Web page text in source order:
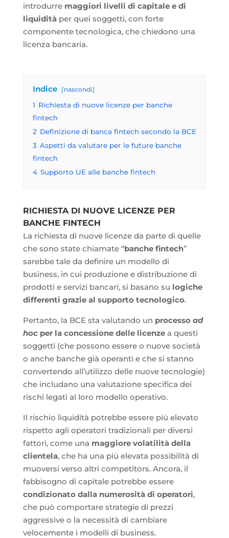
introdurre maggiori livelli di capitale e di
liquiditàper quei soggetti, con forte
componente tecnologica, che chiedono una
licenza bancaria.
Indice nascondi
1 Richiesta di nuove licenze per banche
fintech
2 Definizione di banca fintech secondo la BCE
3 Aspetti da valutare per le future banche
fintech
4 Supporto UE alle banche fintech
RICHIESTA DI NUOVE LICENZE PER
BANCHE FINTECH
La richiesta di nuove licenze da parte di quelle
che sono state chiamate “banche fintech”
sarebbe tale da definire un modello di
business, in cui produzione e distribuzione di
prodotti e servizi bancari, si basano su logiche
differenti grazie al supporto tecnologico.
Pertanto, la BCE sta valutando un processo ad
hocper la concessione delle licenzea questi
soggetti (che possono essere o nuove società
o anche banche già operanti e che si stanno
convertendo all’utilizzo delle nuove tecnologie)
che includano una valutazione specifica dei
rischi legati al loro modello operativo.
Il rischio liquidità potrebbe essere più elevato
rispetto agli operatori tradizionali per diversi
fattori, come una maggiore volatilità della
clientela, che ha una più elevata possibilità di
muoversi verso altri competitors. Ancora, il
fabbisogno di capitale potrebbe essere
condizionato dalla numerosità di operatori,
che può comportare strategie di prezzi
aggressive o la necessità di cambiare
velocemente i modelli di business.